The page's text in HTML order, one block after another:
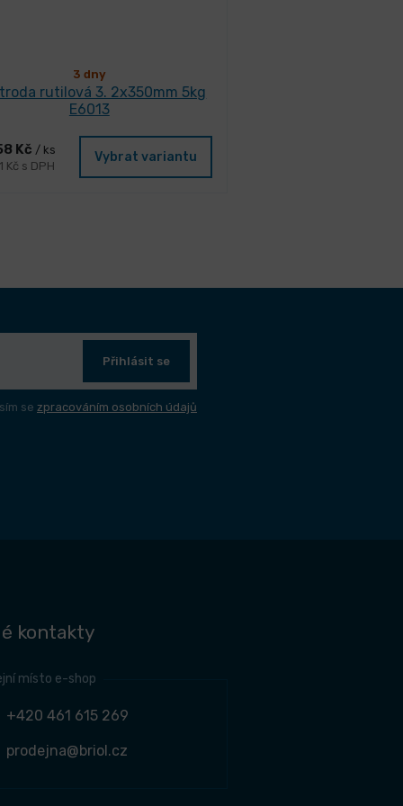
3 dny
rutilová 3. 2x350mm 5kg
E6013
Kč / ks
Kč s DPH
Vybrat variantu
Přihlásit se
se zpracováním osobních údajů
kontakty
místo e-shop
+420 461 615 269
prodejna@briol.cz